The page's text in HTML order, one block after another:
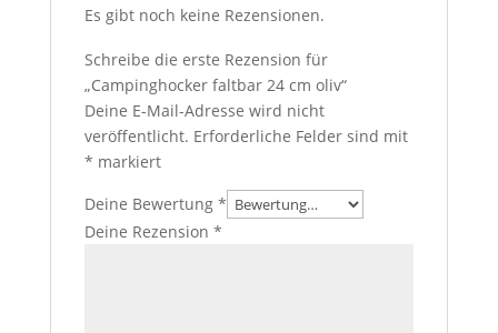
Es gibt noch keine Rezensionen.
Schreibe die erste Rezension für
„Campinghocker faltbar 24 cm oliv“
Deine E-Mail-Adresse wird nicht
veröffentlicht. Erforderliche Felder sind mit
* markiert
Deine Bewertung *
Deine Rezension *